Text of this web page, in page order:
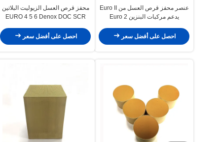
عنصر محفز قرص العسل من Euro II
يدعم مركبات البنزين Euro 2
احصل على أفضل سعر
محفز قرص العسل الزيوليت البلاتين
EURO 4 5 6 Denox DOC SCR
احصل على أفضل سعر